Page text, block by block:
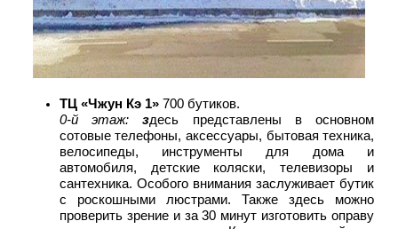
ТЦ «Чжун Кэ 1»700 бутиков.
0-й этаж: здесь представлены в основном
сотовые телефоны, аксессуары, бытовая техника,
велосипеды, инструменты для дома и
автомобиля, детские коляски, телевизоры и
сантехника. Особого внимания заслуживает бутик
с роскошными люстрами. Также здесь можно
проверить зрение и за 30 минут изготовить оправу